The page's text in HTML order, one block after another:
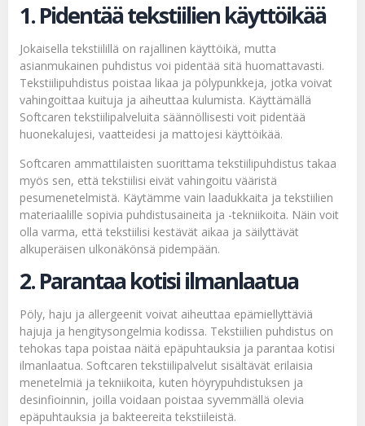
1. Pidentää tekstiilien käyttöikää
Jokaisella tekstiilillä on rajallinen käyttöikä, mutta
asianmukainen puhdistus voi pidentää sitä huomattavasti.
Tekstiilipuhdistus poistaa likaa ja pölypunkkeja, jotka voivat
vahingoittaa kuituja ja aiheuttaa kulumista. Käyttämällä
Softcaren tekstiilipalveluita säännöllisesti voit pidentää
huonekalujesi, vaatteidesi ja mattojesi käyttöikää.
Softcaren ammattilaisten suorittama tekstiilipuhdistus takaa
myös sen, että tekstiilisi eivät vahingoitu vääristä
pesumenetelmistä. Käytämme vain laadukkaita ja tekstiilien
materiaalille sopivia puhdistusaineita ja -tekniikoita. Näin voit
olla varma, että tekstiilisi kestävät aikaa ja säilyttävät
alkuperäisen ulkonäkönsä pidempään.
2. Parantaa kotisi ilmanlaatua
Pöly, haju ja allergeenit voivat aiheuttaa epämiellyttäviä
hajuja ja hengitysongelmia kodissa. Tekstiilien puhdistus on
tehokas tapa poistaa näitä epäpuhtauksia ja parantaa kotisi
ilmanlaatua. Softcaren tekstiilipalvelut sisältävät erilaisia
menetelmiä ja tekniikoita, kuten höyrypuhdistuksen ja
desinfioinnin, joilla voidaan poistaa syvemmällä olevia
epäpuhtauksia ja bakteereita tekstiileistä.